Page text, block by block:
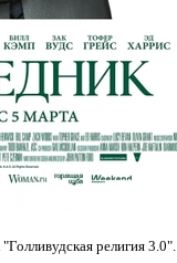
религия 3.0".